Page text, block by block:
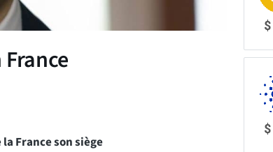
France son siège
$
$